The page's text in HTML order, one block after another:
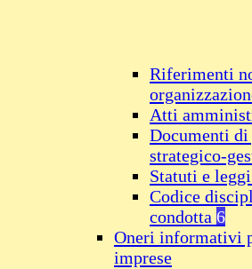
Riferimenti
Atti
Documenti di
strategico-
Statuti e
Codice
condotta 6
Oneri informativi
imprese